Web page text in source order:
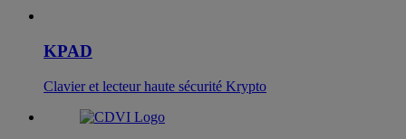
KPAD
Clavier et lecteur haute sécurité Krypto